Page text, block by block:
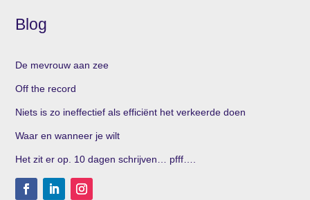
Blog
De mevrouw aan zee
Off the record
Niets is zo ineffectief als efficiënt het verkeerde doen
Waar en wanneer je wilt
Het zit er op. 10 dagen schrijven… pfff….